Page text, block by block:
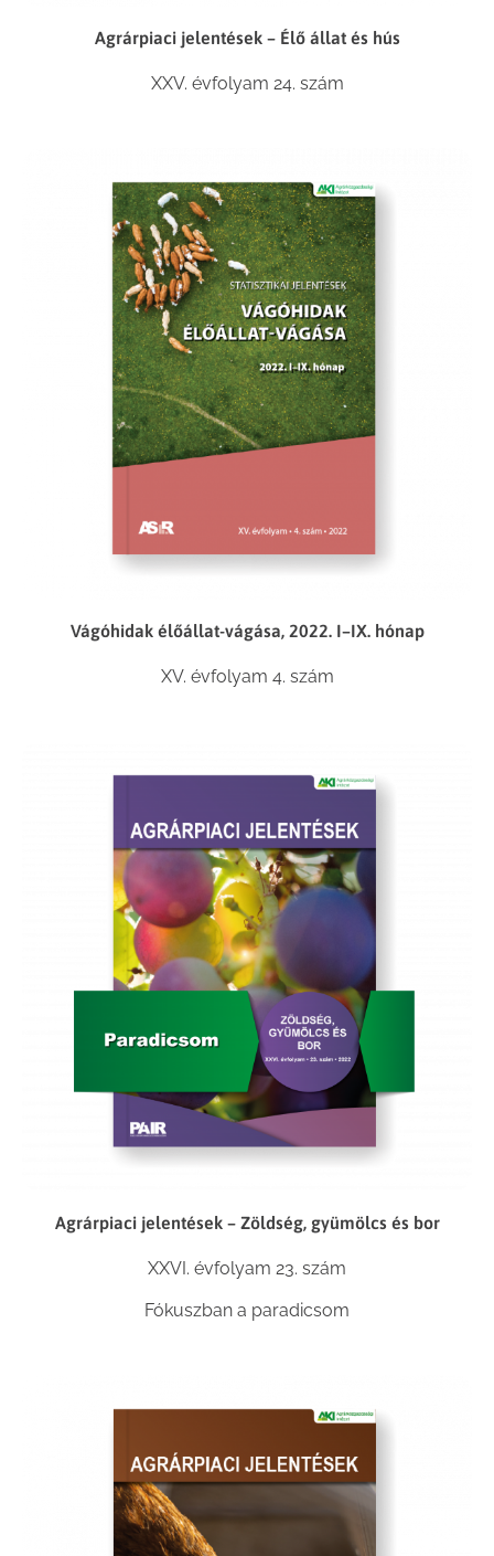
Agrárpiaci jelentések – Élő állat és hús
XXV. évfolyam 24. szám
Vágóhidak élőállat-vágása, 2022. I–IX. hónap
XV. évfolyam 4. szám
Agrárpiaci jelentések – Zöldség, gyümölcs és bor
XXVI. évfolyam 23. szám
Fókuszban a paradicsom